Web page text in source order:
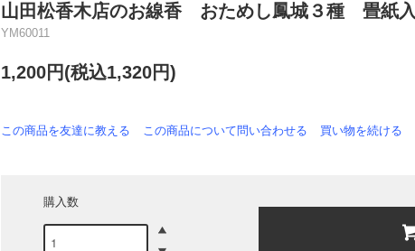
山田松香木店のお線香 おためし鳳城３種 畳紙入
YM60011
1,200円(税込1,320円)
この商品を友達に教える この商品について問い合わせる 買い物を続ける
購入数